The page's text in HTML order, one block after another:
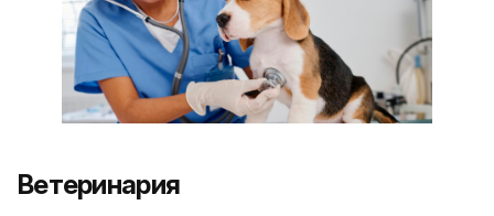
Ветеринария